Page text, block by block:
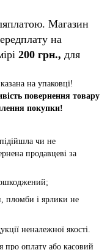
Магазин
на
200 грн., для
на упаковці!
повернення товару
покупки!
чи не
продавцеві за
пломби і ярлики не
неналежної якості.
про оплату або касовий